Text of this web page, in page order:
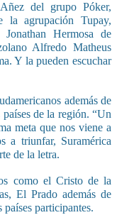
del grupo Póker,
la agrupación Tupay,
Hermosa de
Alfredo Matheus
Y la pueden escuchar
además de
de la región. “Un
meta que nos viene a
triunfar, Suramérica
de la letra.
como el Cristo de la
El Prado además de
países participantes.